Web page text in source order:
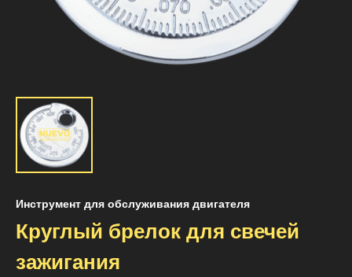
Инструмент для обслуживания двигателя
Круглый брелок для свечей
зажигания